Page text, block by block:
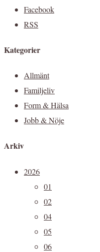
Facebook
RSS
Kategorier
Allmänt
Familjeliv
Form & Hälsa
Jobb & Nöje
Arkiv
2026
01
02
04
05
06